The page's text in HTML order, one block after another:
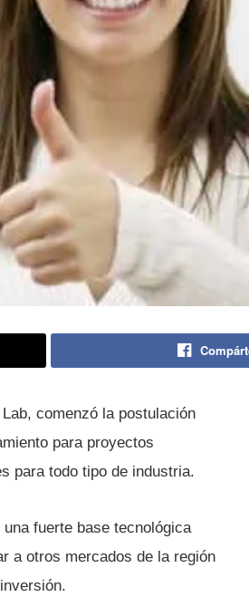
comenzó la postulación
para proyectos
para todo tipo de industria.
una fuerte base tecnológica
a otros mercados de la región